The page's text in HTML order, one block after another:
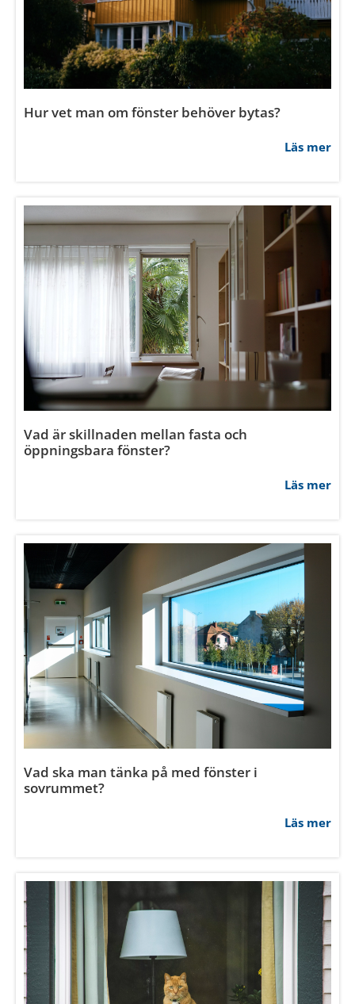
Samtycke Information Om
Denna webbplats använder cookies
och annonserna till användarna, tillhandahålla funktioner
information från din enhet till de sociala medier och
annons- och analysföretag som vi samarbetar med.
Dessa kan i sin tur kombinera informationen med annan
information som du har tillhandahållit eller som de har
samlat in när du har använt deras tjänster.
Nödvändig
Inställningar
Tillåt alla
Tillåt urval
Avvisa
Vilken typ av glas är bäst för uterum?
Läs mer
Hur påverkar fönster ljudisoleringen i huset?
Läs mer
Vad är fördelen med obehandlade fönster?
Läs mer
Vad är fördelen med altandörr istället för stort
fönster?